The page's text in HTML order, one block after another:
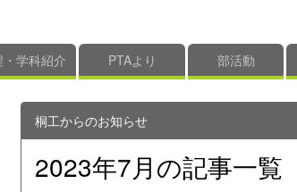
・学科紹介 PTAより 部活動
桐工からのお知らせ
2023年7月の記事一覧